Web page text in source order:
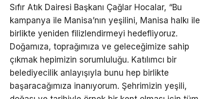
Sıfır Atık Dairesi Başkanı Çağlar Hocalar, “Bu
kampanya ile Manisa’nın yeşilini, Manisa halkı ile
birlikte yeniden filizlendirmeyi hedefliyoruz.
Doğamıza, toprağımıza ve geleceğimize sahip
çıkmak hepimizin sorumluluğu. Katılımcı bir
belediyecilik anlayışıyla bunu hep birlikte
başaracağımıza inanıyorum. Şehrimizin yeşili,